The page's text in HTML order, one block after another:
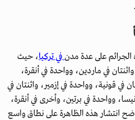
الجرائم على عدة مدن في تركيا، حيث
في ماردين، وواحدة في أنقرة،
في قونية، وواحدة في إزمير، واثنتان في
وواحدة في برتين، وأخرى في أنقرة،
انتشار هذه الظاهرة على نطاق واسع